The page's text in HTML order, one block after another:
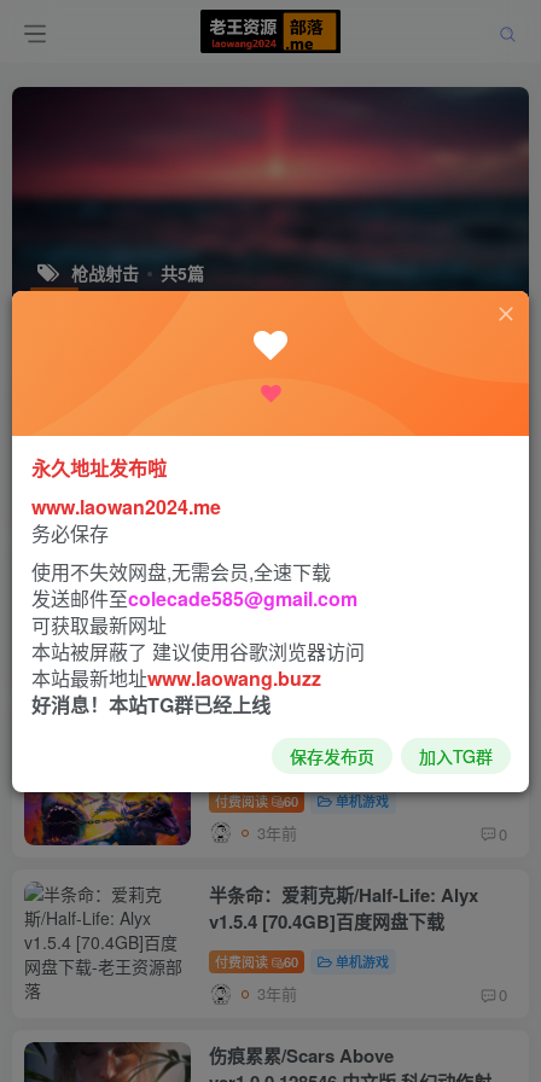
枪战射击 共5篇
评论
孤岛惊魂6 远哭6 極地戰嚎6 Far Cry 6
豪华终极版 V1.5.0 中文绿色免安装破
原子之心/Atomic Heart（开发版
+DLC+中文语音包）
单机游戏
3年前
小缇娜的奇幻之地/Tiny Tina’s
Wonderlands(Build.10922058)48.9G
B百度网盘下载
付费阅读 60 单机游戏
3年前 0
半条命：爱莉克斯/Half-Life: Alyx
v1.5.4 [70.4GB]百度网盘下载
付费阅读 60 单机游戏
3年前 0
伤痕累累/Scars Above
永久地址发布啦
www.laowan2024.me
务必保存
使用不失效网盘,无需会员,全速下载
发送邮件至colecade585@gmail.com
可获取最新网址
本站被屏蔽了 建议使用谷歌浏览器访问
本站最新地址www.laowang.buzz
好消息！本站TG群已经上线
保存发布页 加入TG群